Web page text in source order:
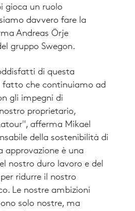
gioca un ruolo
davvero fare la
Andreas Örje
gruppo Swegon.
di questa
fatto che continuiamo ad
gli impegni di
proprietario,
afferma Mikael
della sostenibilità di
approvazione è una
nostro duro lavoro e del
ridurre il nostro
Le nostre ambizioni
solo nostre, ma